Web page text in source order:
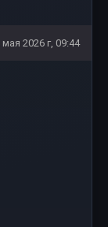
мая 2026 г, 09:44